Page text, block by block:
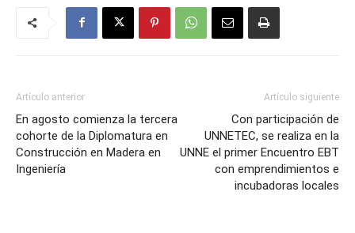
Artículo anterior
En agosto comienza la tercera
cohorte de la Diplomatura en
Construcción en Madera en
Ingeniería
Artículo siguiente
Con participación de
UNNETEC, se realiza en la
UNNE el primer Encuentro EBT
con emprendimientos e
incubadoras locales